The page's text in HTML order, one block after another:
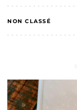
NON CLASSÉ